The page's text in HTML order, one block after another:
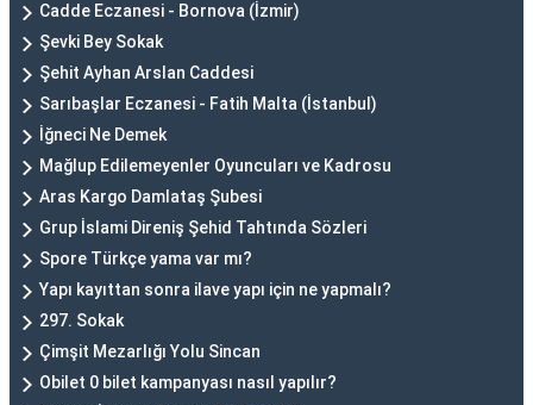
Cadde Eczanesi - Bornova (İzmir)
Şevki Bey Sokak
Şehit Ayhan Arslan Caddesi
Sarıbaşlar Eczanesi - Fatih Malta (İstanbul)
İğneci Ne Demek
Mağlup Edilemeyenler Oyuncuları ve Kadrosu
Aras Kargo Damlataş Şubesi
Grup İslami Direniş Şehid Tahtında Sözleri
Spore Türkçe yama var mı?
Yapı kayıttan sonra ilave yapı için ne yapmalı?
297. Sokak
Çimşit Mezarlığı Yolu Sincan
Obilet 0 bilet kampanyası nasıl yapılır?